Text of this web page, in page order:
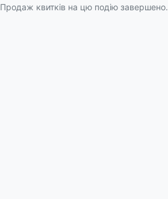
Продаж квитків на цю подію завершено.